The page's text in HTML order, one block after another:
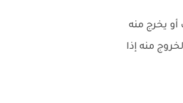
أو يخرج منه
منه إذا